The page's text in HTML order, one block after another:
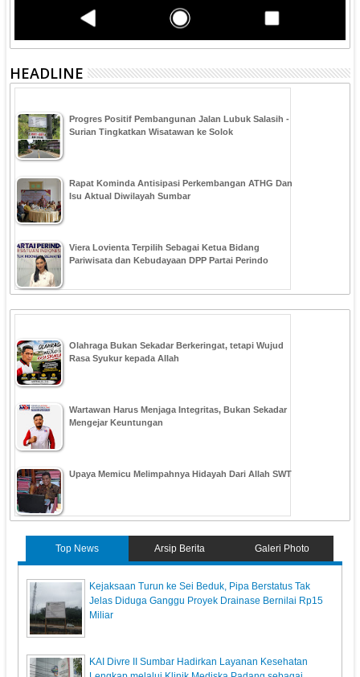
HEADLINE
Progres Positif Pembangunan Jalan Lubuk Salasih -
Surian Tingkatkan Wisatawan ke Solok
Rapat Kominda Antisipasi Perkembangan ATHG Dan
Isu Aktual Diwilayah Sumbar
Viera Lovienta Terpilih Sebagai Ketua Bidang
Pariwisata dan Kebudayaan DPP Partai Perindo
Olahraga Bukan Sekadar Berkeringat, tetapi Wujud
Rasa Syukur kepada Allah
Wartawan Harus Menjaga Integritas, Bukan Sekadar
Mengejar Keuntungan
Upaya Memicu Melimpahnya Hidayah Dari Allah SWT
Top News Arsip Berita Galeri Photo
Kejaksaan Turun ke Sei Beduk, Pipa Berstatus Tak
Jelas Diduga Ganggu Proyek Drainase Bernilai Rp15
Miliar
KAI Divre II Sumbar Hadirkan Layanan Kesehatan